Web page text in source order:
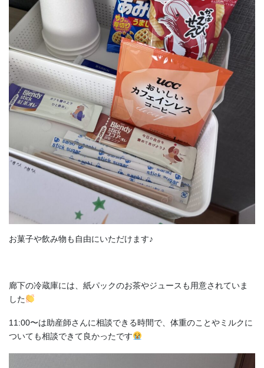
お菓子や飲み物も自由にいただけます♪
廊下の冷蔵庫には、紙パックのお茶やジュースも用意されていま
した
11:00〜は助産師さんに相談できる時間で、体重のことやミルクに
ついても相談できて良かったです